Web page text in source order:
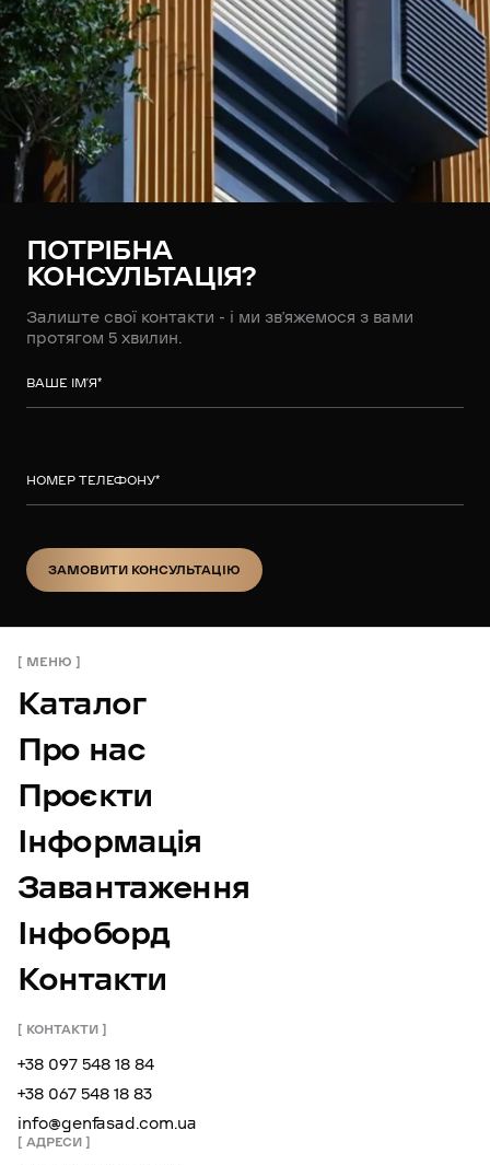
ПОТРІБНА
КОНСУЛЬТАЦІЯ?
Залиште свої контакти - і ми зв’яжемося з вами
протягом 5 хвилин.
ВАШЕ ІМ’Я*
НОМЕР ТЕЛЕФОНУ*
ЗАМОВИТИ КОНСУЛЬТАЦІЮ
МЕНЮ
Каталог
Про нас
Проєкти
Інформація
Завантаження
Інфоборд
Контакти
КОНТАКТИ
+38 097 548 18 84
+38 067 548 18 83
info@genfasad.com.ua
АДРЕСИ